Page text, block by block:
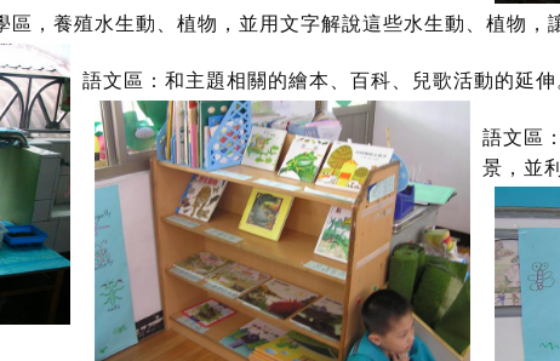
區，養殖水生動、植物，並用文字解說這些水生動、植物，
語文區：和主題相關的繪本、百科、兒歌活動的延伸
語文區
景，並